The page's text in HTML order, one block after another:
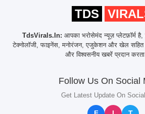
TDS
TdsVirals.In: आपका भरोसेमंद न्यूज़ प्लेटफ़ॉर्म है,
टेक्नोलॉजी, फाइनेंस, मनोरंजन, एजुकेशन और खेल सहित
और विश्वसनीय खबरें प्रदान
Follow Us On Social
Get Latest Update On